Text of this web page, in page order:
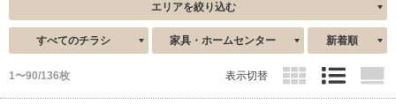
エリアを絞り込む
すべてのチラシ 家具・ホームセンター 新着順
1〜90/136枚 表示切替